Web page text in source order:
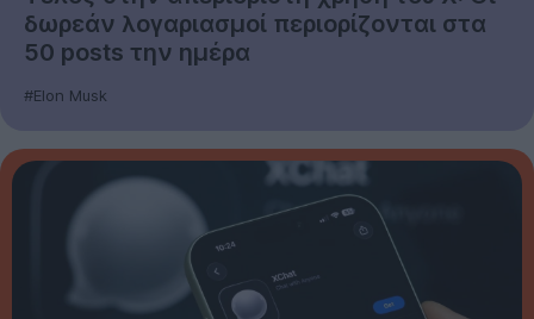
δωρεάν λογαριασμοί περιορίζονται στα
50 posts την ημέρα
#Elon Musk